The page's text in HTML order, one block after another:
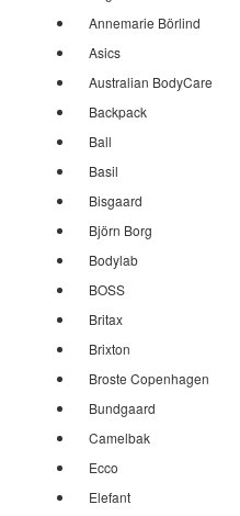
Annemarie Börlind
Asics
Australian BodyCare
Backpack
Ball
Basil
Bisgaard
Björn Borg
Bodylab
BOSS
Britax
Brixton
Broste Copenhagen
Bundgaard
Camelbak
Ecco
Elefant